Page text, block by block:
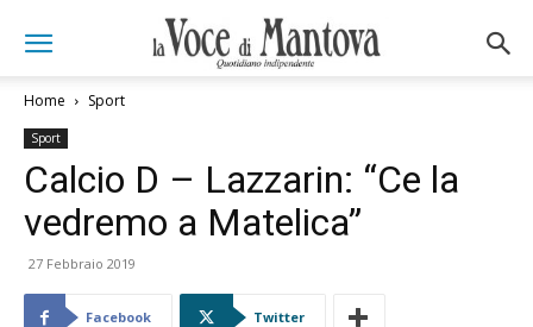
Home Sport
Sport
Calcio D – Lazzarin: “Ce la
vedremo a Matelica”
27 Febbraio 2019
Facebook Twitter